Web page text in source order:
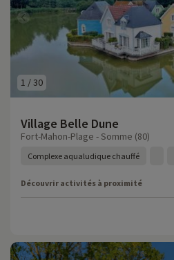
1 /30
Village Belle Dune
Fort-Mahon-Plage - Somme (80)
Complexe aqualudique chauffé
Découvrir activités à proximité